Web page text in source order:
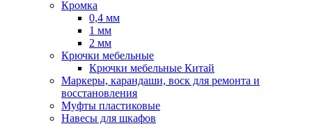
Кромка
0,4 мм
1 мм
2 мм
Крючки мебельные
Крючки мебельные Китай
Маркеры, карандаши, воск для ремонта и
восстановления
Муфты пластиковые
Навесы для шкафов